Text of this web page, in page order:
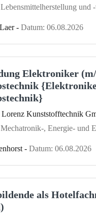
und
- Datum: 06.08.2026
Elektroniker
Kunststofftechnik
, Energie- und
- Datum: 06.08.2026
als